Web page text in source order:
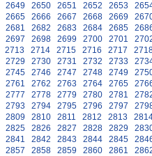
2649 2650 2651 2652 2653
2665 2666 2667 2668 2669
2681 2682 2683 2684 2685
2697 2698 2699 2700 2701
2713 2714 2715 2716 2717
2729 2730 2731 2732 2733
2745 2746 2747 2748 2749
2761 2762 2763 2764 2765
2777 2778 2779 2780 2781
2793 2794 2795 2796 2797
2809 2810 2811 2812 2813
2825 2826 2827 2828 2829
2841 2842 2843 2844 2845
2857 2858 2859 2860 2861